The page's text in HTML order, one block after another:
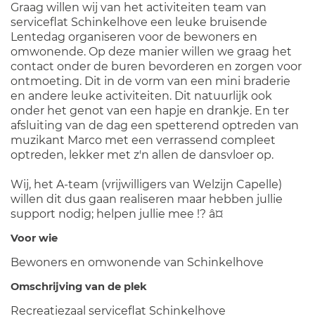
Graag willen wij van het activiteiten team van
serviceflat Schinkelhove een leuke bruisende
Lentedag organiseren voor de bewoners en
omwonende. Op deze manier willen we graag het
contact onder de buren bevorderen en zorgen voor
ontmoeting. Dit in de vorm van een mini braderie
en andere leuke activiteiten. Dit natuurlijk ook
onder het genot van een hapje en drankje. En ter
afsluiting van de dag een spetterend optreden van
muzikant Marco met een verrassend compleet
optreden, lekker met z'n allen de dansvloer op.
Wij, het A-team (vrijwilligers van Welzijn Capelle)
willen dit dus gaan realiseren maar hebben jullie
support nodig; helpen jullie mee !? â¤
Voor wie
Bewoners en omwonende van Schinkelhove
Omschrijving van de plek
Recreatiezaal serviceflat Schinkelhove